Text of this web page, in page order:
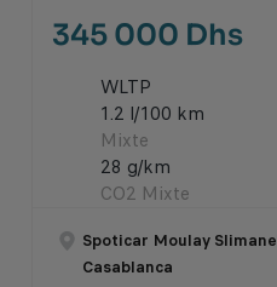
345 000 Dhs
WLTP
1.2 l/100 km
Mixte
28 g/km
CO2 Mixte
Spoticar Moulay Slimane
Casablanca